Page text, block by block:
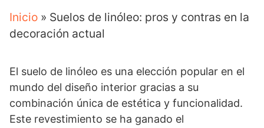
Inicio » Suelos de linóleo: pros y contras en la
decoración actual
El suelo de linóleo es una elección popular en el
mundo del diseño interior gracias a su
combinación única de estética y funcionalidad.
Este revestimiento se ha ganado el